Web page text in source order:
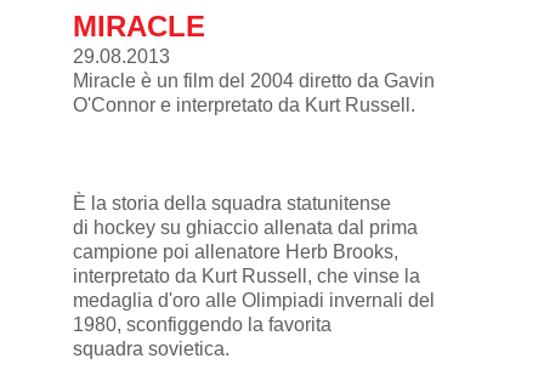
MIRACLE
29.08.2013
Miracleè un filmdel 2004diretto da Gavin
O'Connor e interpretato da Kurt Russell.
È la storia della squadra statunitense
di hockey su ghiaccio allenata dal prima
campione poi allenatore Herb Brooks,
interpretato da Kurt Russell, che vinse la
medaglia d'oro alle Olimpiadi invernali del
1980, sconfiggendo la favorita
squadra sovietica.